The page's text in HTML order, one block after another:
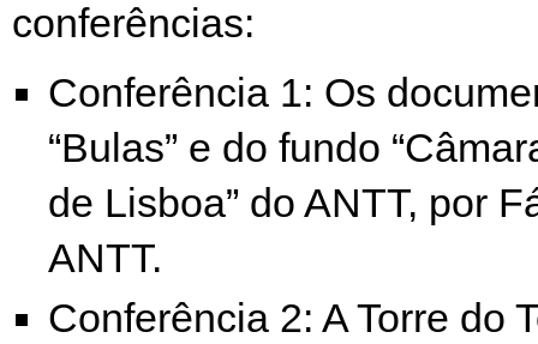
conferências:
Conferência 1: Os
“Bulas” e do fundo
de Lisboa” do ANTT, por
ANTT.
Conferência 2: A Torre do